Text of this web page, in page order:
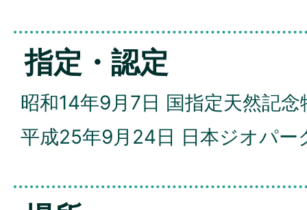
指定・認定
昭和14年9月7日 国指定天然記念
平成25年9月24日 日本ジオパー